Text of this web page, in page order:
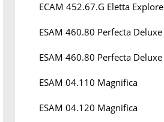
ECAM 452.67.G Eletta Explore
ESAM 460.80 Perfecta Deluxe
ESAM 460.80 Perfecta Deluxe
ESAM 04.110 Magnifica
ESAM 04.120 Magnifica